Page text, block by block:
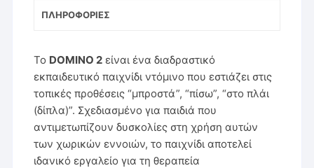
ΠΛΗΡΟΦΟΡΊΕΣ
Το DOMINO 2 είναι ένα διαδραστικό
εκπαιδευτικό παιχνίδι ντόμινο που εστιάζει στις
τοπικές προθέσεις “μπροστά”, “πίσω”, “στο πλάι
(δίπλα)”. Σχεδιασμένο για παιδιά που
αντιμετωπίζουν δυσκολίες στη χρήση αυτών
των χωρικών εννοιών, το παιχνίδι αποτελεί
ιδανικό εργαλείο για τη θεραπεία